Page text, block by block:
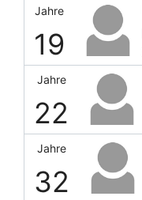
Jahre
19
Jahre
22
Jahre
32